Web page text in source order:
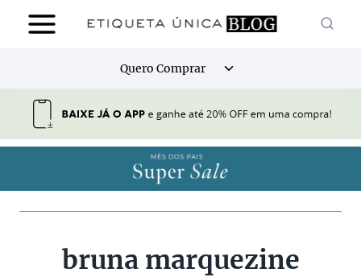
para
Quero Comprar
Alternar
bruna marquezine